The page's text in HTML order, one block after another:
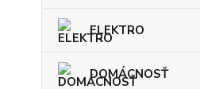
ELEKTRO
DOMÁCNOSŤ